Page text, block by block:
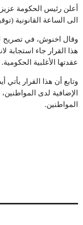
أعلن رئيس الحكومة
الى الساعة القانونية
وقال اخنوش، في تصريح
هذا القرار جاء استجابة
عقدتها الأغلبية الحكومية.
وتابع أن هذا القرار يأتي
الإضافية لدى
المواطنين.